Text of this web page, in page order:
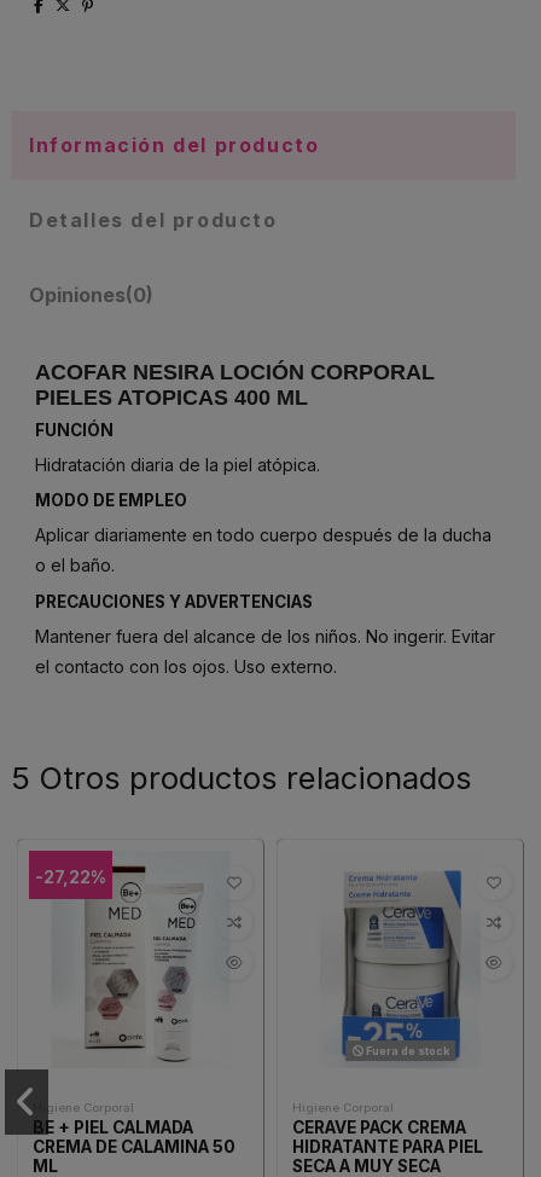
Información del producto
Detalles del producto
Opiniones(0)
ACOFAR NESIRA LOCIÓN CORPORAL
PIELES ATOPICAS 400 ML
FUNCIÓN
Hidratación diaria de la piel atópica.
MODO DE EMPLEO
Aplicar diariamente en todo cuerpo después de la ducha
o el baño.
PRECAUCIONES Y ADVERTENCIAS
Mantener fuera del alcance de los niños. No ingerir. Evitar
el contacto con los ojos. Uso externo.
5 Otros productos relacionados
-27,22%
Higiene Corporal
BE + PIEL CALMADA
CREMA DE CALAMINA 50
ML
Fuera de stock
Higiene Corporal
CERAVE PACK CREMA
HIDRATANTE PARA PIEL
SECA A MUY SECA